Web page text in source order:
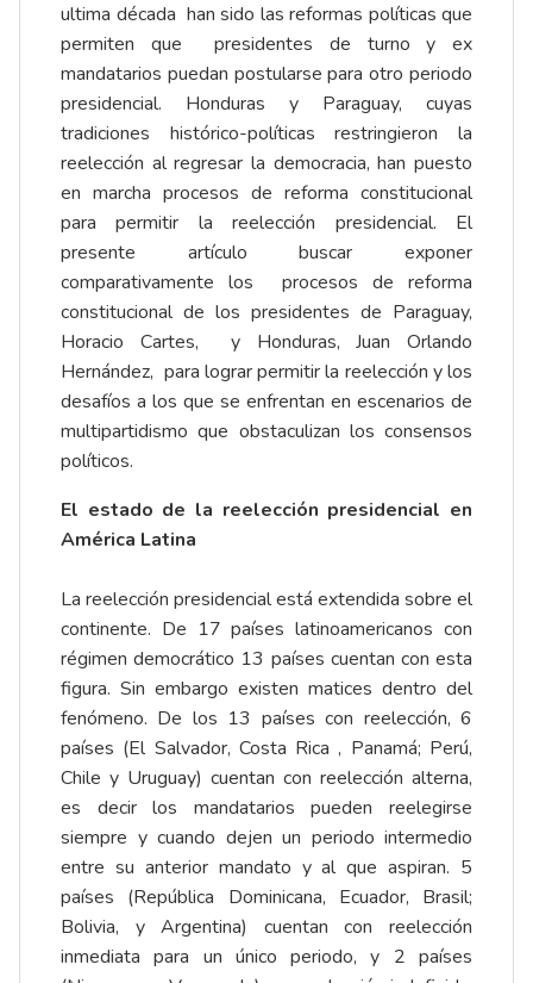
ultima década han sido las reformas políticas que
permiten que presidentes de turno y ex
mandatarios puedan postularse para otro periodo
presidencial. Honduras y Paraguay, cuyas
tradiciones histórico-políticas restringieron la
reelección al regresar la democracia, han puesto
en marcha procesos de reforma constitucional
para permitir la reelección presidencial. El
presente artículo buscar exponer
comparativamente los procesos de reforma
constitucional de los presidentes de Paraguay,
Horacio Cartes, y Honduras, Juan Orlando
Hernández, para lograr permitir la reelección y los
desafíos a los que se enfrentan en escenarios de
multipartidismo que obstaculizan los consensos
políticos.
El estado de la reelección presidencial en
América Latina
La reelección presidencial está extendida sobre el
continente. De 17 países latinoamericanos con
régimen democrático 13 países cuentan con esta
figura. Sin embargo existen matices dentro del
fenómeno. De los 13 países con reelección, 6
países (El Salvador, Costa Rica , Panamá; Perú,
Chile y Uruguay) cuentan con reelección alterna,
es decir los mandatarios pueden reelegirse
siempre y cuando dejen un periodo intermedio
entre su anterior mandato y al que aspiran. 5
países (República Dominicana, Ecuador, Brasil;
Bolivia, y Argentina) cuentan con reelección
inmediata para un único periodo, y 2 países